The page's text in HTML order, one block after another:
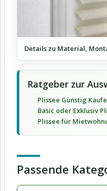
Details zu Material,
Ratgeber zur
Plissee Günstig
Basic oder Exklusiv
Plissee für
Passende